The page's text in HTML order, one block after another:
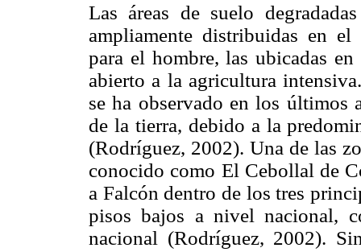
Las áreas de suelo
ampliamente distribuidas en
para el hombre, las ubicadas
abierto a la agricultura
se ha observado en los últimos
de la tierra, debido a la
(Rodríguez, 2002). Una de las
conocido como El Cebollal de
a Falcón dentro de los tres
pisos bajos a nivel nacional,
nacional (Rodríguez, 2002).